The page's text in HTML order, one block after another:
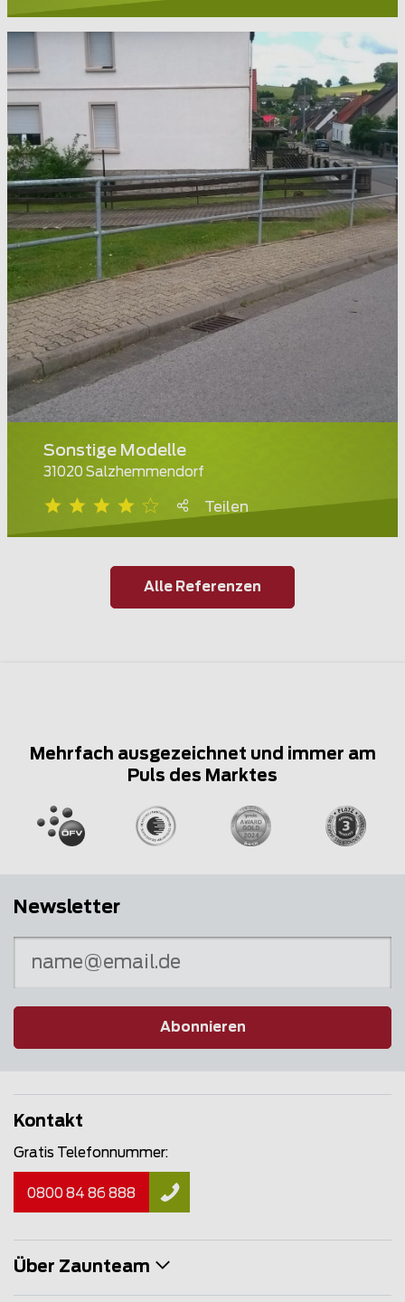
Sonstige Modelle
31020 Salzhemmendorf
Teilen
Alle Referenzen
Mehrfach ausgezeichnet und immer am
Puls des Marktes
Newsletter
Abonnieren
Kontakt
Gratis Telefonnummer:
0800 84 86 888
Über Zaunteam